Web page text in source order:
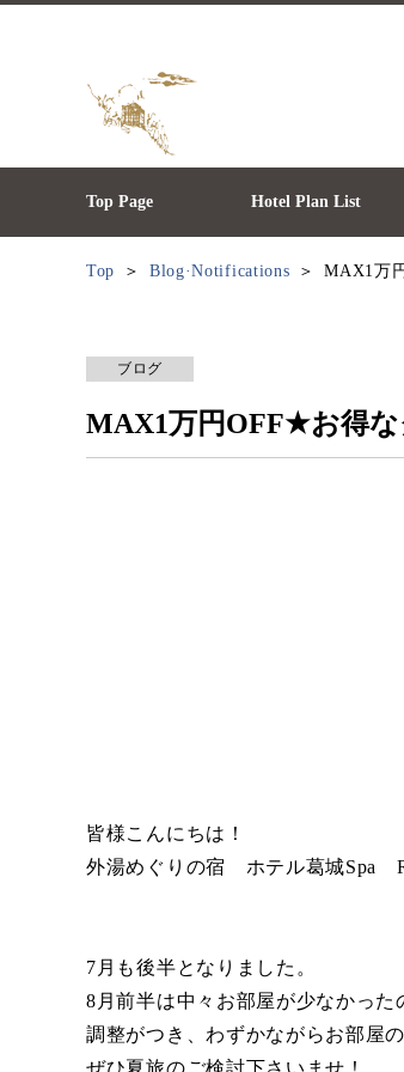
Top Page Hotel Plan List
Top Blog·Notifications MAX1万
ブログ
MAX1万円OFF★お得な
皆様こんにちは！
外湯めぐりの宿 ホテル葛城Spa
7月も後半となりました。
8月前半は中々お部屋が少なかった
調整がつき、わずかながらお部屋
ぜひ夏旅のご検討下さいませ！